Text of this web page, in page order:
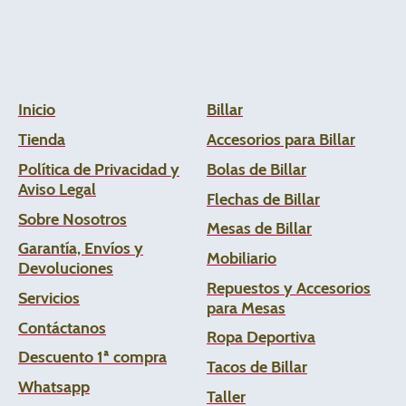
Inicio
Tienda
Política de Privacidad y
Aviso Legal
Sobre Nosotros
Garantía, Envíos y
Devoluciones
Servicios
Contáctanos
Descuento 1ª compra
Whatsapp
Billar
Accesorios para Billar
Bolas de Billar
Flechas de Billar
Mesas de Billar
Mobiliario
Repuestos y Accesorios
para Mesas
Ropa Deportiva
Tacos de Billar
Taller